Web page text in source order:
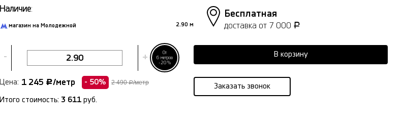
Наличие:
магазин на Молодежной 2.90 м
Бесплатная
доставка от 7 000 Р
- +
От
6 метров
-20%
Цена: 1 245 Р/метр - 50% 2 490 Р/метр
Итого стоимость: 3 611 руб.
В корзину
Заказать звонок